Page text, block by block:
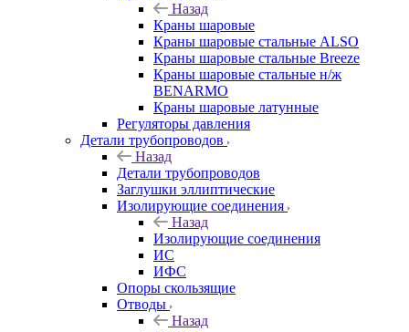
Назад
Краны шаровые
Краны шаровые стальные ALSO
Краны шаровые стальные Breeze
Краны шаровые стальные н/ж
BENARMO
Краны шаровые латунные
Регуляторы давления
Детали трубопроводов
Назад
Детали трубопроводов
Заглушки эллиптические
Изолирующие соединения
Назад
Изолирующие соединения
ИС
ИФС
Опоры скользящие
Отводы
Назад